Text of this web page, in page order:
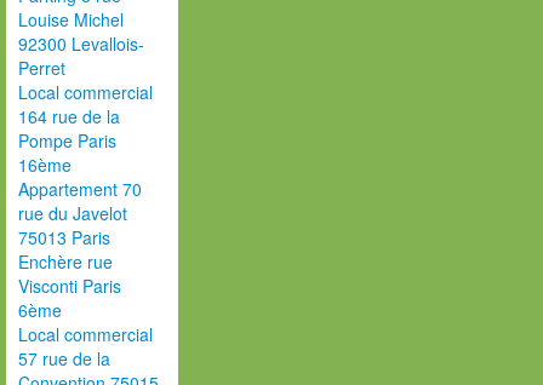
Louise Michel
92300 Levallois-
Perret
Local commercial
164 rue de la
Pompe Paris
16ème
Appartement 70
rue du Javelot
75013 Paris
Enchère rue
Visconti Paris
6ème
Local commercial
57 rue de la